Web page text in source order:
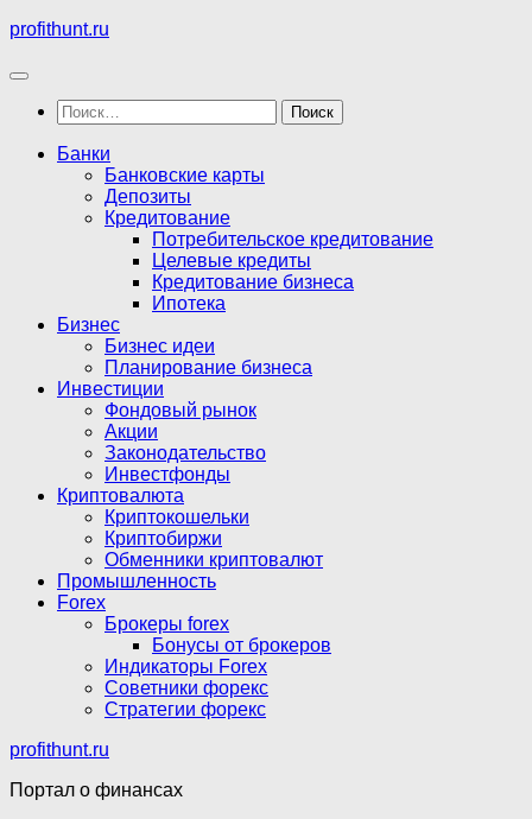
Перейти
содержимому
profithunt.ru
Найти:
Банки
Банковские карты
Депозиты
Кредитование
Потребительское кредитование
Целевые кредиты
Кредитование бизнеса
Ипотека
Бизнес
Бизнес идеи
Планирование бизнеса
Инвестиции
Фондовый рынок
Акции
Законодательство
Инвестфонды
Криптовалюта
Криптокошельки
Криптобиржи
Обменники криптовалют
Промышленность
Forex
Брокеры forex
Бонусы от брокеров
Индикаторы Forex
Советники форекс
Стратегии форекс
profithunt.ru
Портал о финансах